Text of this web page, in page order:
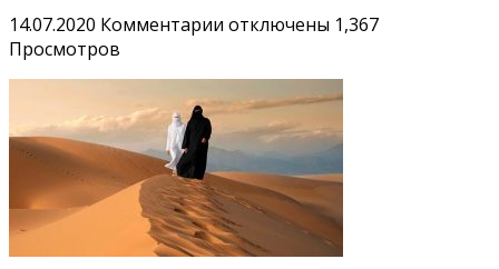
14.07.2020 Комментарии к
і
дешеві:
квитки
в
Абу-
Дабі
з
отключены 1,367
Просмотров